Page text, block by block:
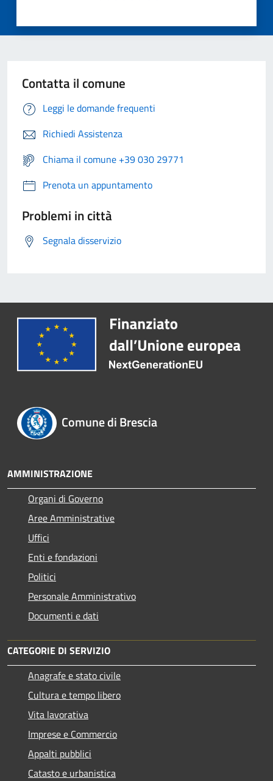
Contatta il comune
Leggi le domande frequenti
Richiedi Assistenza
Chiama il comune +39 030 29771
Prenota un appuntamento
Problemi in città
Segnala disservizio
Comune di Brescia
AMMINISTRAZIONE
Organi di Governo
Aree Amministrative
Uffici
Enti e fondazioni
Politici
Personale Amministrativo
Documenti e dati
CATEGORIE DI SERVIZIO
Anagrafe e stato civile
Cultura e tempo libero
Vita lavorativa
Imprese e Commercio
Appalti pubblici
Catasto e urbanistica